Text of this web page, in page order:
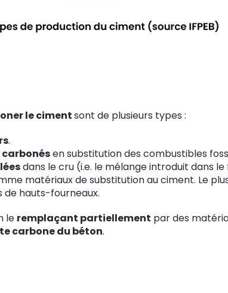
le cimentsont de plusieurs types :
.
en substitution des combustibles
dans le cru (i.e. le mélange introduit dans le
matériaux de substitution au ciment. Le
de hauts-fourneaux.
le remplaçant partiellement par des
carbone du béton.